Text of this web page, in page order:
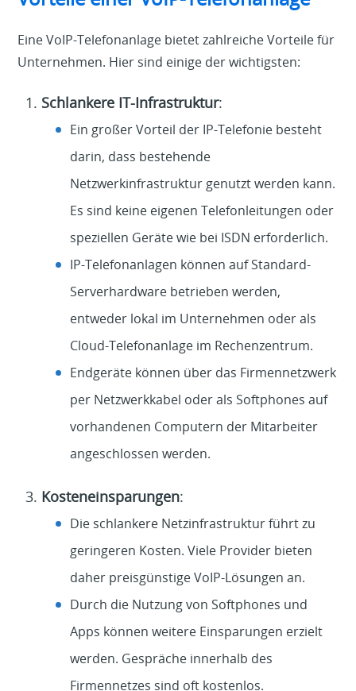
Eine VoIP-Telefonanlage bietet zahlreiche Vorteile für
Unternehmen. Hier sind einige der wichtigsten:
Schlankere IT-Infrastruktur:
Ein großer Vorteil der IP-Telefonie besteht
darin, dass bestehende
Netzwerkinfrastruktur genutzt werden kann.
Es sind keine eigenen Telefonleitungen oder
speziellen Geräte wie bei ISDN erforderlich.
IP-Telefonanlagen können auf Standard-
Serverhardware betrieben werden,
entweder lokal im Unternehmen oder als
Cloud-Telefonanlage im Rechenzentrum.
Endgeräte können über das Firmennetzwerk
per Netzwerkkabel oder als Softphones auf
vorhandenen Computern der Mitarbeiter
angeschlossen werden.
Kosteneinsparungen:
Die schlankere Netzinfrastruktur führt zu
geringeren Kosten. Viele Provider bieten
daher preisgünstige VoIP-Lösungen an.
Durch die Nutzung von Softphones und
Apps können weitere Einsparungen erzielt
werden. Gespräche innerhalb des
Firmennetzes sind oft kostenlos.